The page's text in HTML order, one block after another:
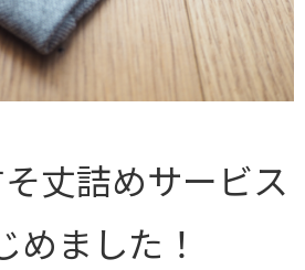
丈詰めサービス
めました！